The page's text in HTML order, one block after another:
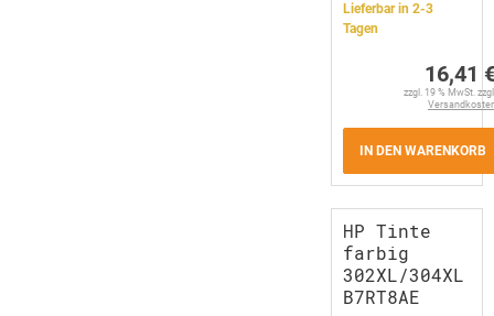
Lieferbar in 2-3
Tagen
16,41
zzgl. 19 % MwSt.
IN DEN WARENKORB
HP Tinte
farbig
302XL/304XL
B7RT8AE